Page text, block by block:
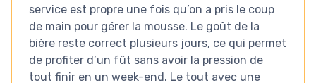
service est propre une fois qu’on a pris le coup
de main pour gérer la mousse. Le goût de la
bière reste correct plusieurs jours, ce qui permet
de profiter d’un fût sans avoir la pression de
tout finir en un week-end. Le tout avec une